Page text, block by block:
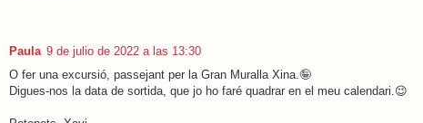
Paula 9 de julio de 2022 a las 13:30
O fer una excursió, passejant per la Gran Muralla Xina.🤪
Digues-nos la data de sortida, que jo ho faré quadrar en el meu calendari.😉